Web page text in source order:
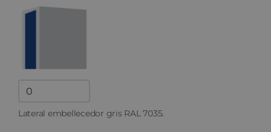
Lateral
Lateral embellecedor gris RAL 7035.